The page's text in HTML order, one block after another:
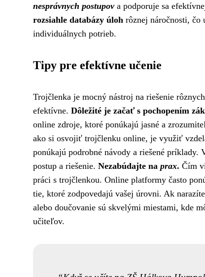
nesprávnych postupov a podporuje sa
rozsiahle databázy úloh rôznej náročnosti, čo
individuálnych potrieb.
Tipy pre efektívne učenie
Trojčlenka je mocný nástroj na riešenie
efektívne. Dôležité je začať s pochopením
online zdroje, ktoré ponúkajú jasné a
ako si osvojiť trojčlenku online, je využiť
ponúkajú podrobné návody a riešené
postup a riešenie. Nezabúdajte na prax. Čím
práci s trojčlenkou. Online platformy často
tie, ktoré zodpovedajú vašej úrovni. Ak
alebo doučovanie sú skvelými miestami, kde
učiteľov.